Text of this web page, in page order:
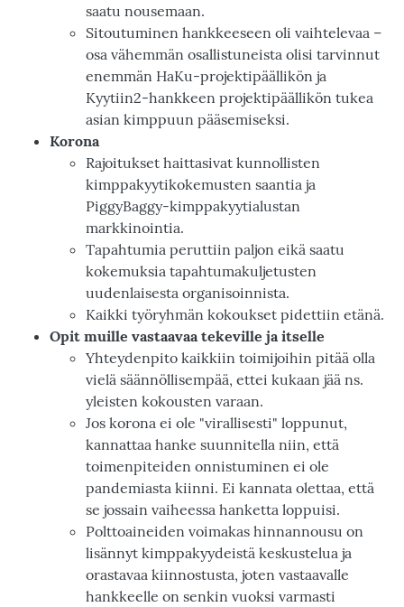
saatu nousemaan.
Sitoutuminen hankkeeseen oli vaihtelevaa –
osa vähemmän osallistuneista olisi tarvinnut
enemmän HaKu-projektipäällikön ja
Kyytiin2-hankkeen projektipäällikön tukea
asian kimppuun pääsemiseksi.
Korona
Rajoitukset haittasivat kunnollisten
kimppakyytikokemusten saantia ja
PiggyBaggy-kimppakyytialustan
markkinointia.
Tapahtumia peruttiin paljon eikä saatu
kokemuksia tapahtumakuljetusten
uudenlaisesta organisoinnista.
Kaikki työryhmän kokoukset pidettiin etänä.
Opit muille vastaavaa tekeville ja itselle
Yhteydenpito kaikkiin toimijoihin pitää olla
vielä säännöllisempää, ettei kukaan jää ns.
yleisten kokousten varaan.
Jos korona ei ole "virallisesti" loppunut,
kannattaa hanke suunnitella niin, että
toimenpiteiden onnistuminen ei ole
pandemiasta kiinni. Ei kannata olettaa, että
se jossain vaiheessa hanketta loppuisi.
Polttoaineiden voimakas hinnannousu on
lisännyt kimppakyydeistä keskustelua ja
orastavaa kiinnostusta, joten vastaavalle
hankkeelle on senkin vuoksi varmasti